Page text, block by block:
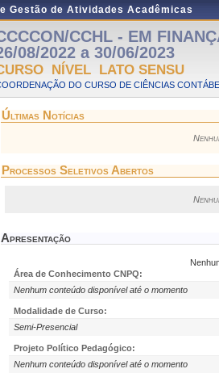
Gestão de Atividades Acadêmicas
CCHL - EM
08/2022 a 30/06/2023
NÍVEL LATO SENSU
DO CURSO DE CIÊNCIAS
Últimas Notícias
Processos Seletivos Abertos
Apresentação
Área de Conhecimento CNPQ:
Nenhum conteúdo disponível até o momento
Modalidade de Curso:
Semi-Presencial
Projeto Político Pedagógico:
Nenhum conteúdo disponível até o momento